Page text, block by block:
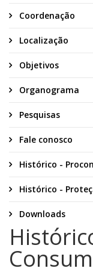
Coordenação
Localização
Objetivos
Organograma
Pesquisas
Fale conosco
Histórico -
Histórico -
Downloads